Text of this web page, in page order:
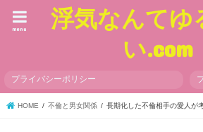
浮気なんてゆ
い.com
menu
プライバシーポリシー
HOME 不倫と男女関係 長期化した不倫相手の愛人が